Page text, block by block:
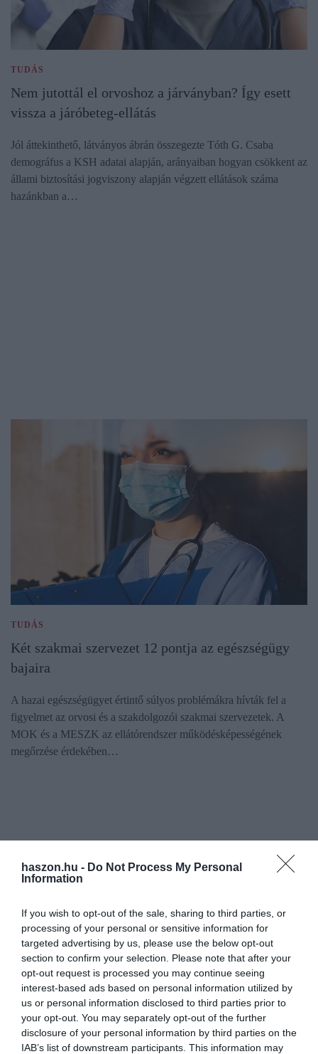
haszon.hu - Do Not Process My Personal
Information
If you wish to opt-out of the sale, sharing to third parties, or
processing of your personal or sensitive information for
targeted advertising by us, please use the below opt-out
section to confirm your selection. Please note that after your
opt-out request is processed you may continue seeing
interest-based ads based on personal information utilized by
us or personal information disclosed to third parties prior to
your opt-out. You may separately opt-out of the further
disclosure of your personal information by third parties on the
IAB’s list of downstream participants. This information may
TUDÁS
Nem jutottál el orvoshoz a járványban? Így esett
vissza a járóbeteg-ellátás
Jól áttekinthető, látványos ábrán összegezte Tóth G. Csaba
demográfus a KSH adatai alapján, arányaiban hogyan csökkent az
állami biztosítási jogviszony alapján végzett ellátások száma
hazánkban a…
TUDÁS
Két szakmai szervezet 12 pontja az egészségügy
bajaira
A hazai egészségügyet értintő súlyos problémákra hívták fel a
figyelmet az orvosi és a szakdolgozói szakmai szervezetek. A
MOK és a MESZK az ellátórendszer működésképességének
megőrzése érdekében…